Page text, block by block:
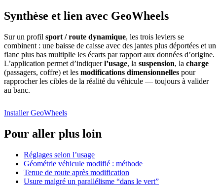
Synthèse et lien avec GeoWheels
Sur un profil sport / route dynamique, les trois leviers se
combinent : une baisse de caisse avec des jantes plus déportées et un
flanc plus bas multiplie les écarts par rapport aux données d’origine.
L’application permet d’indiquerl’usage, la suspension, la charge
(passagers, coffre) et les modifications dimensionnelles pour
rapprocher les cibles de la réalité du véhicule — toujours à valider
au banc.
Installer GeoWheels
Pour aller plus loin
Réglages selon l’usage
Géométrie véhicule modifié : méthode
Tenue de route après modification
Usure malgré un parallélisme “dans le vert”